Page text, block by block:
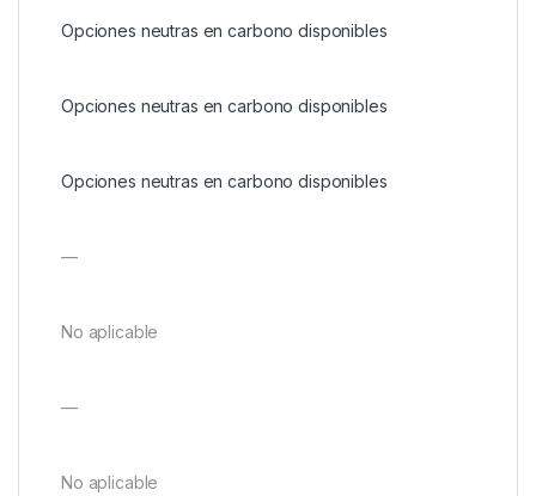
Opciones neutras en carbono disponibles
Opciones neutras en carbono disponibles
Opciones neutras en carbono disponibles
—
No aplicable
—
No aplicable